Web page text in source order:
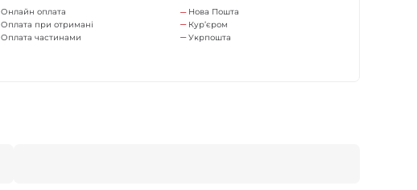
Онлайн оплата
Оплата при отримані
Оплата частинами
Нова Пошта
Кур’єром
Укрпошта